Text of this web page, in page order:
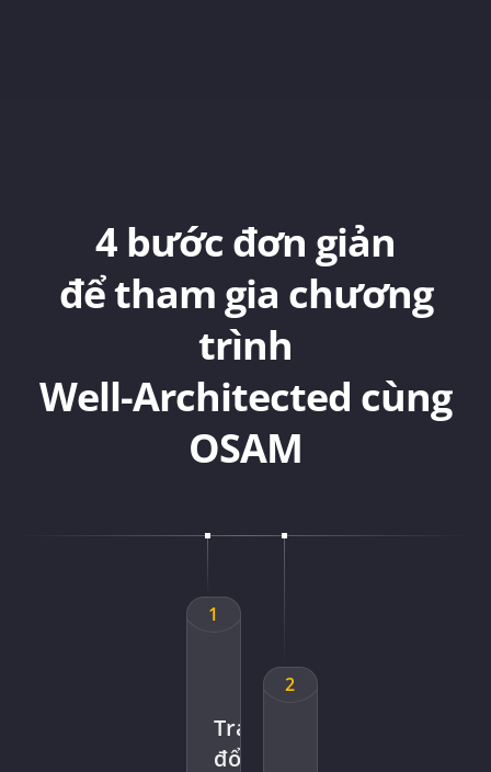
4 bước đơn giản
để tham gia chương
trình
Well-Architected cùng
OSAM
1
Trao
đổi
2